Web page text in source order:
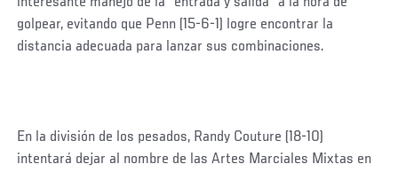
golpear, evitando que Penn (15-6-1) logre encontrar la
distancia adecuada para lanzar sus combinaciones.
En la división de los pesados, Randy Couture (18-10)
intentará dejar al nombre de las Artes Marciales Mixtas en